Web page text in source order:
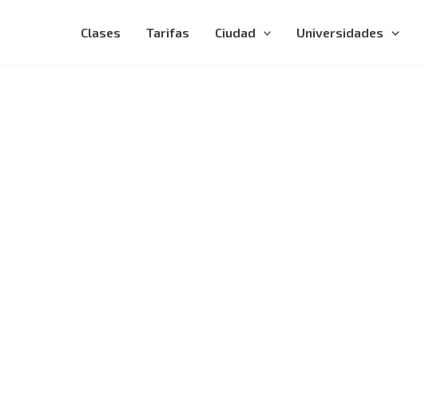
Clases Tarifas Ciudad Universidades